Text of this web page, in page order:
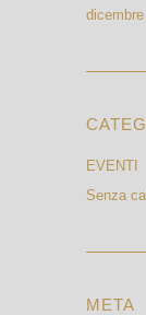
EVENTI
Senza
META